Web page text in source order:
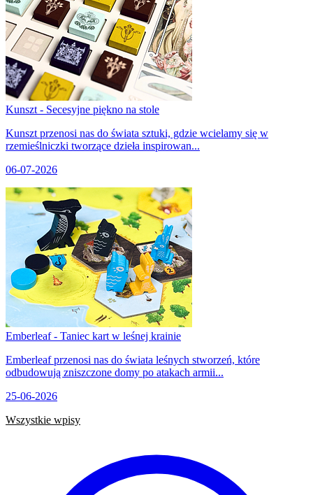
Kunszt - Secesyjne piękno na stole
Kunszt przenosi nas do świata sztuki, gdzie wcielamy się w
rzemieślniczki tworzące dzieła inspirowan...
06-07-2026
Emberleaf - Taniec kart w leśnej krainie
Emberleaf przenosi nas do świata leśnych stworzeń, które
odbudowują zniszczone domy po atakach armii...
25-06-2026
Wszystkie wpisy